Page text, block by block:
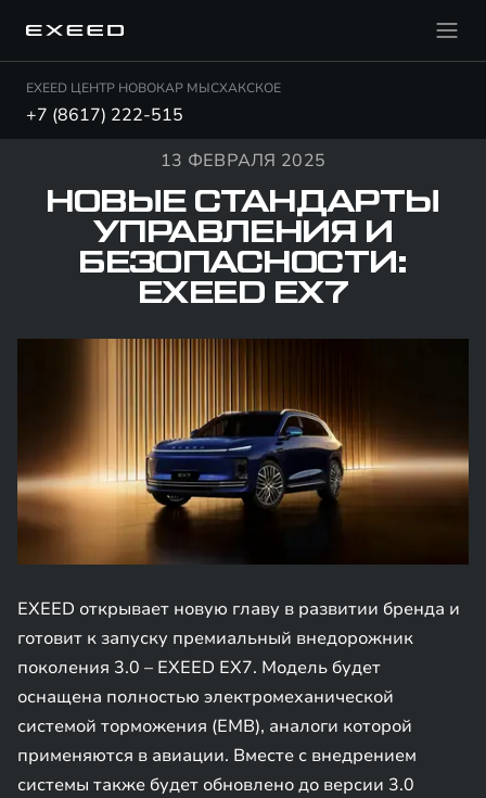
EXEED ЦЕНТР НОВОКАР МЫСХАКСКОЕ
+7 (8617) 222-515
13 ФЕВРАЛЯ 2025
НОВЫЕ СТАНДАРТЫ
УПРАВЛЕНИЯ И
БЕЗОПАСНОСТИ:
EXEED EX7
EXEED открывает новую главу в развитии бренда и
готовит к запуску премиальный внедорожник
поколения 3.0 – EXEED EX7. Модель будет
оснащена полностью электромеханической
системой торможения (EMB), аналоги которой
применяются в авиации. Вместе с внедрением
системы также будет обновлено до версии 3.0